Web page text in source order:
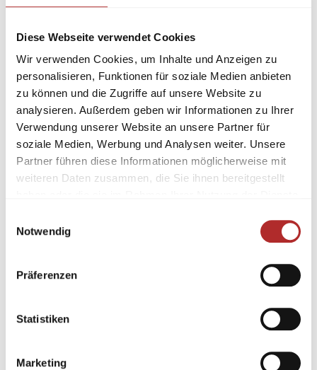
Diese Webseite verwendet Cookies
Wir verwenden Cookies, um Inhalte und Anzeigen zu
personalisieren, Funktionen für soziale Medien anbieten
zu können und die Zugriffe auf unsere Website zu
analysieren. Außerdem geben wir Informationen zu Ihrer
Verwendung unserer Website an unsere Partner für
soziale Medien, Werbung und Analysen weiter. Unsere
Partner führen diese Informationen möglicherweise mit
weiteren Daten zusammen, die Sie ihnen bereitgestellt
Notwendig
Präferenzen
Statistiken
Marketing